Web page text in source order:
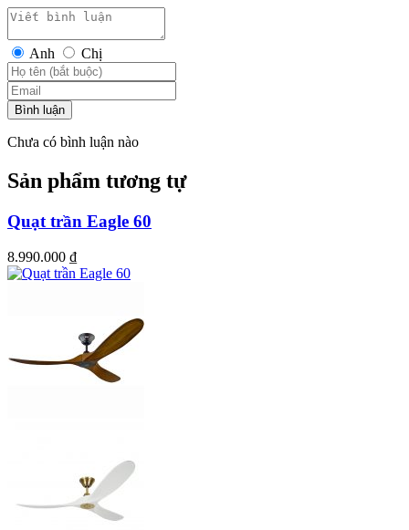
Anh Chị
Bình luận
Chưa có bình luận nào
Sản phẩm tương tự
Quạt trần Eagle 60
8.990.000 ₫